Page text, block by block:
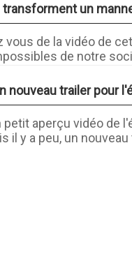
un
vous de la vidéo de
de notre
nouveau trailer pour
petit aperçu vidéo de
il y a peu, un nouveau